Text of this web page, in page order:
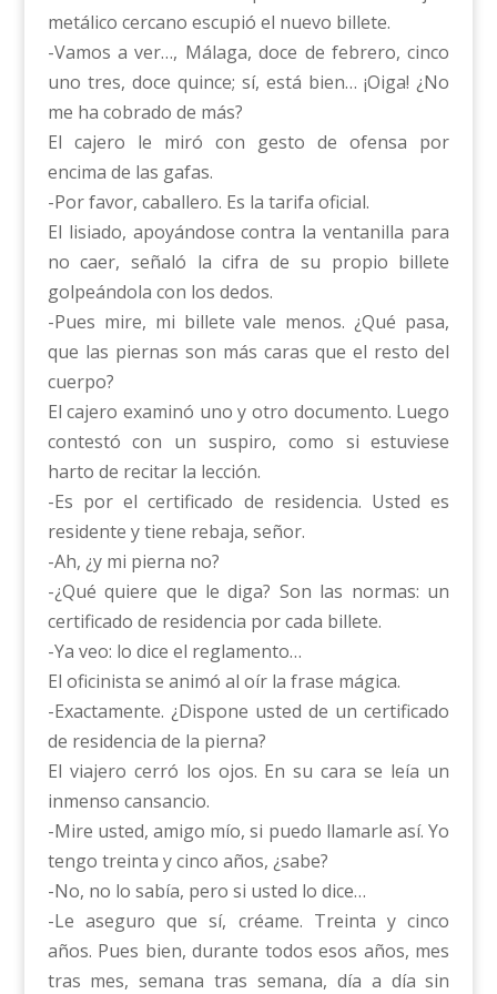
metálico cercano escupió el nuevo billete.
-Vamos a ver…, Málaga, doce de febrero, cinco
uno tres, doce quince; sí, está bien… ¡Oiga! ¿No
me ha cobrado de más?
El cajero le miró con gesto de ofensa por
encima de las gafas.
-Por favor, caballero. Es la tarifa oficial.
El lisiado, apoyándose contra la ventanilla para
no caer, señaló la cifra de su propio billete
golpeándola con los dedos.
-Pues mire, mi billete vale menos. ¿Qué pasa,
que las piernas son más caras que el resto del
cuerpo?
El cajero examinó uno y otro documento. Luego
contestó con un suspiro, como si estuviese
harto de recitar la lección.
-Es por el certificado de residencia. Usted es
residente y tiene rebaja, señor.
-Ah, ¿y mi pierna no?
-¿Qué quiere que le diga? Son las normas: un
certificado de residencia por cada billete.
-Ya veo: lo dice el reglamento…
El oficinista se animó al oír la frase mágica.
-Exactamente. ¿Dispone usted de un certificado
de residencia de la pierna?
El viajero cerró los ojos. En su cara se leía un
inmenso cansancio.
-Mire usted, amigo mío, si puedo llamarle así. Yo
tengo treinta y cinco años, ¿sabe?
-No, no lo sabía, pero si usted lo dice…
-Le aseguro que sí, créame. Treinta y cinco
años. Pues bien, durante todos esos años, mes
tras mes, semana tras semana, día a día sin